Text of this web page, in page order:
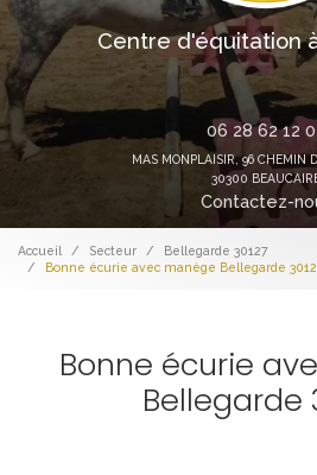
Centre d'équitation
06 28 62 12
MAS MONPLAISIR,96 CHEMIN
30300
Contactez-
Accueil Secteur
Bellegarde 30127
Bonne écurie avec manège Bellegarde
Bonne écurie
Bellegarde